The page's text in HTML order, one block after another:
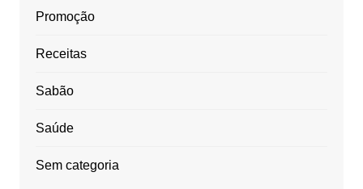
Promoção
Receitas
Sabão
Saúde
Sem categoria